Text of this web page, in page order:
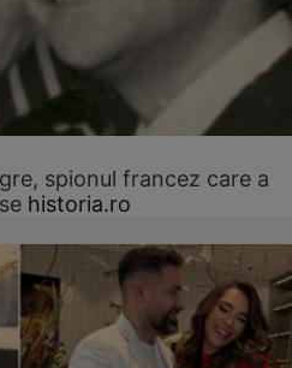
spionul francez care a
historia.ro